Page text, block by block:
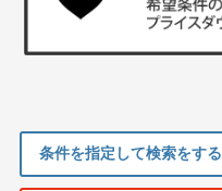
条件を指定して検索をする